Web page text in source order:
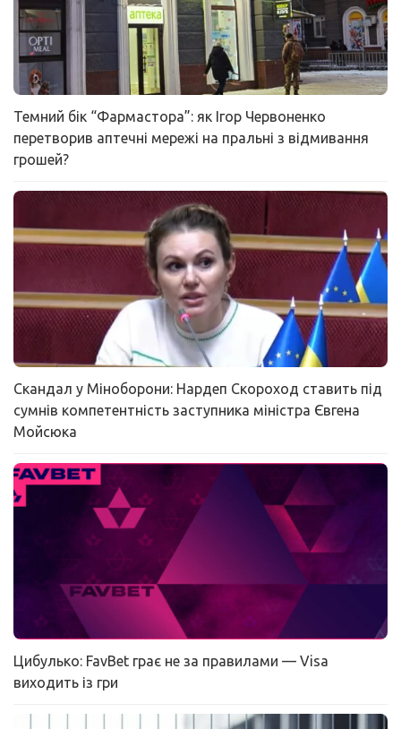
Темний бік “Фармастора”: як Ігор Червоненко
перетворив аптечні мережі на пральні з відмивання
грошей?
Скандал у Міноборони: Нардеп Скороход ставить під
сумнів компетентність заступника міністра Євгена
Мойсюка
Цибулько: FavBet грає не за правилами — Visa
виходить із гри